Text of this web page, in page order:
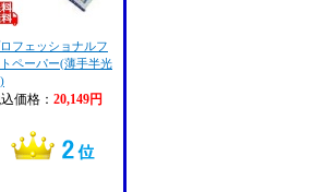
フェッショナルフ
トペーパー(薄手半光
価格： 20,149円